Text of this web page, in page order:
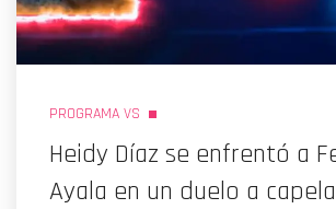
PROGRAMA VS
Heidy Díaz se enfrentó a
Ayala en un duelo a capela